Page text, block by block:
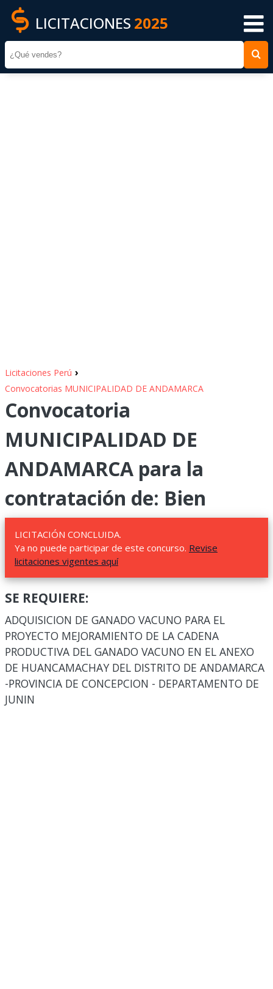
LICITACIONES 2025
Licitaciones Perú ›
Convocatorias MUNICIPALIDAD DE ANDAMARCA
Convocatoria
MUNICIPALIDAD DE
ANDAMARCA para la
contratación de: Bien
LICITACIÓN CONCLUIDA.
Ya no puede participar de este concurso. Revise
licitaciones vigentes aquí
SE REQUIERE:
ADQUISICION DE GANADO VACUNO PARA EL
PROYECTO MEJORAMIENTO DE LA CADENA
PRODUCTIVA DEL GANADO VACUNO EN EL ANEXO
DE HUANCAMACHAY DEL DISTRITO DE ANDAMARCA
-PROVINCIA DE CONCEPCION - DEPARTAMENTO DE
JUNIN